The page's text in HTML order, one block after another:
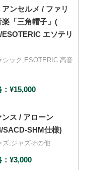
ンセルメ / ファリ
楽「三角帽子」(
エソテリ
シック ESOTERIC 高音
¥15,000
ンス / アローン
SACD-SHM仕様)
ズ ジャズその他
¥3,000